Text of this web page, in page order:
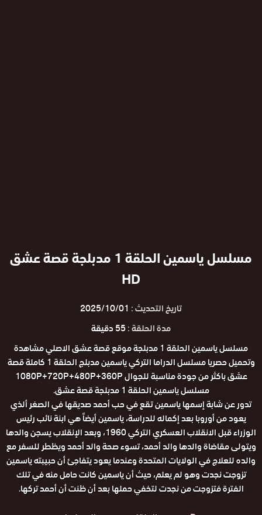
مسلسل ياسمين الحلقة 1 مدبلجة قصة عشق
HD
تاريخ التحديث : 2025/10/01
مدة الحلقة :55 دقيقة
مسلسل ياسمين الحلقة 1 مدبلجة موقع قصة عشق الاصلي مشاهدة
وتحميل حصريا مسلسل الدراما التركي ياسمين مدبلج الحلقة 1 كاملة قصة
عشق باكثر من جودة مناسبة للجوال 1080P+720P+480P+360P
مسلسل ياسمين الحلقة 1 مدبلجة قصة عشق.
تدور عن شابة إسمها ياسمين تقع في حب أحمد صديقها في الصغر ألذي
يعود من أوروبا بعد إكماله للدراسة، ياسمين أيضاً هي ابنة نائب رئيس
الوزراء قبل الانقلاب العسكري التركي 1960، وبعد الإنقلاب يسجن والدها
ويتولى مقاضاة والدها والد أحمد، تسوء صحة والد أحمد ويظطر للسفر مع
والده للعلاج في الولايات المتحدة وعندما يعود يتفاجئ أن حبيبته ياسمين
تزوجت نجدت وهو لم يعلم، حيث أن ياسمين كانت حامل منه في تلك
الفترة فتزوجت من نجدت لتخفي حملها بعد أن ظنت أن أحمد تركها.